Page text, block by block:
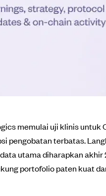
memulai uji klinis untuk
pengobatan terbatas.
utama diharapkan
portofolio paten kuat